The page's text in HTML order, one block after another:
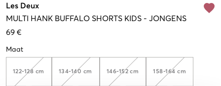
Les Deux
MULTI
HANK BUFFALO SHORTS KIDS - JONGENS
69 €
Maat
122-128 cm 134-140 cm 146-152 cm 158-164 cm